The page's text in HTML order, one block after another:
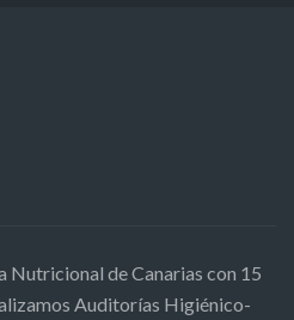
Nutricional de Canarias con 15
Auditorías Higiénico-